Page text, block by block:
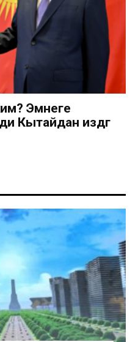
Эмнеге
Кытайдан издөөгө